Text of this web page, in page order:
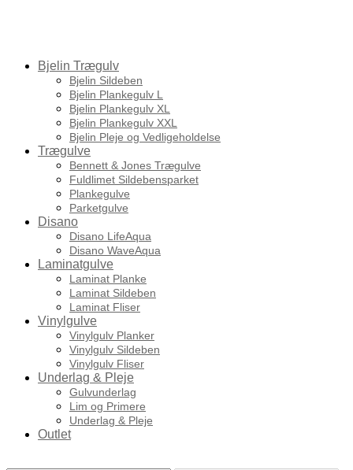
Bjelin Trægulv
Bjelin Sildeben
Bjelin Plankegulv L
Bjelin Plankegulv XL
Bjelin Plankegulv XXL
Bjelin Pleje og Vedligeholdelse
Trægulve
Bennett & Jones Trægulve
Fuldlimet Sildebensparket
Plankegulve
Parketgulve
Disano
Disano LifeAqua
Disano WaveAqua
Laminatgulve
Laminat Planke
Laminat Sildeben
Laminat Fliser
Vinylgulve
Vinylgulv Planker
Vinylgulv Sildeben
Vinylgulv Fliser
Underlag & Pleje
Gulvunderlag
Lim og Primere
Underlag & Pleje
Outlet